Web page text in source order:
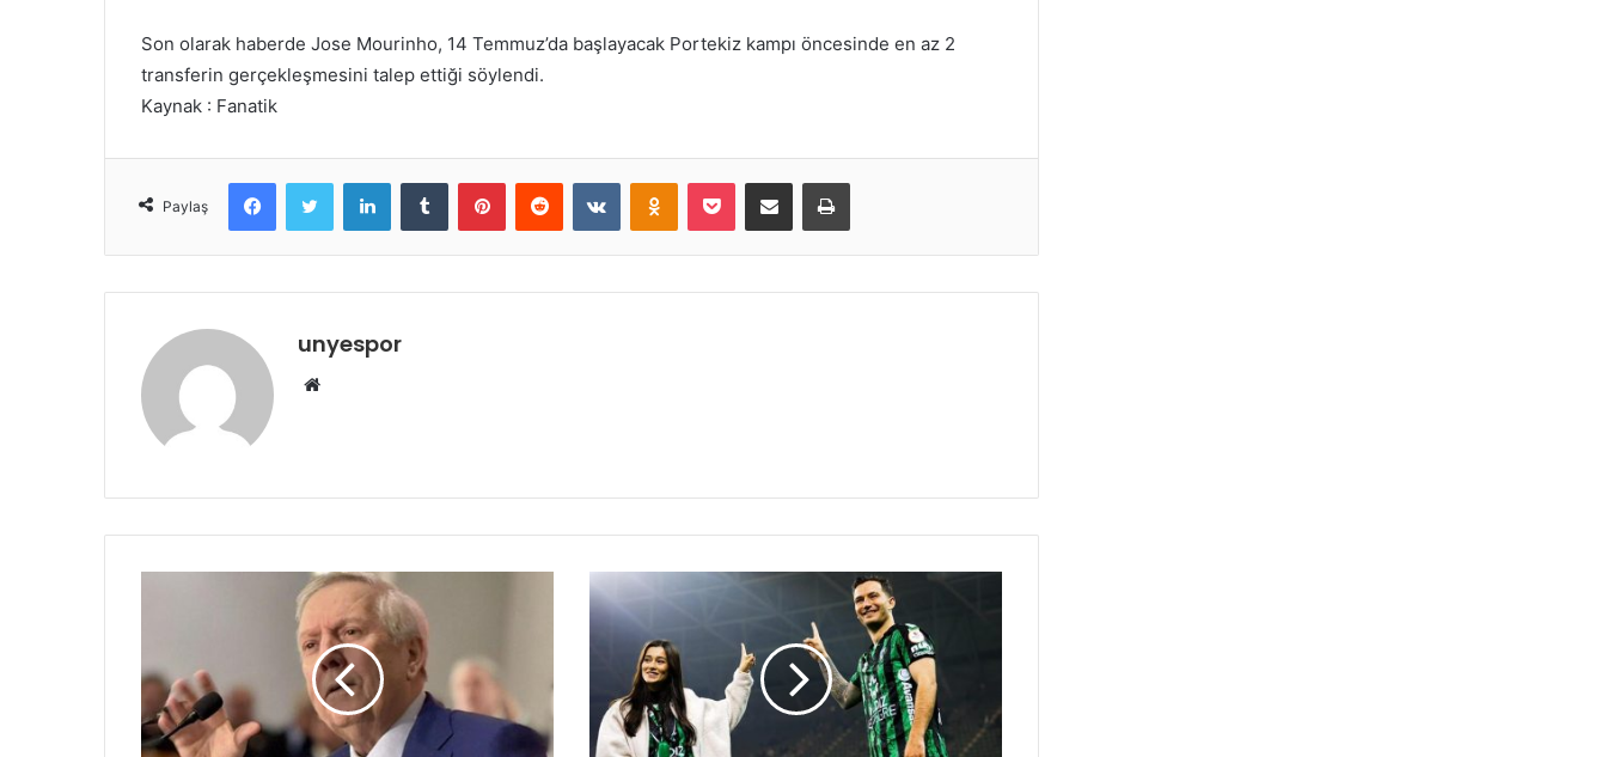
Son olarak haberde Jose Mourinho, 14 Temmuz’da başlayacak Portekiz kampı öncesinde en az 2
transferin gerçekleşmesini talep ettiği söylendi.
Kaynak : Fanatik
Paylaş
FacebookTwitter LinkedInTumblr PinterestReddit VKontakteOdnoklassniki
Pocket E-Posta ile paylaş Yazdır
unyespor
Web